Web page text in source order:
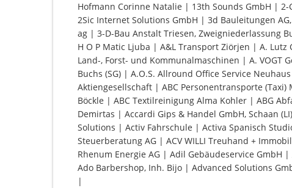
Hofmann Corinne Natalie | 13th Sounds GmbH |
2Sic Internet Solutions GmbH | 3d Bauleitungen
ag | 3-D-Bau Anstalt Triesen, Zweigniederlassung
H O P Matic Ljuba | A&L Transport Ziörjen | A.
Land-, Forst- und Kommunalmaschinen | A. VOGT
Buchs (SG) | A.O.S. Allround Office Service
Aktiengesellschaft | ABC Personentransporte
Böckle | ABC Textilreinigung Alma Kohler | ABG
Demirtas | Accardi Gips & Handel GmbH, Schaan
Solutions | Activ Fahrschule | Activa Spanisch
Steuerberatung AG | ACV WILLI Treuhand +
Rhenum Energie AG | Adil Gebäudeservice
Ado Barbershop, Inh. Bijo | Advanced Solutions
|